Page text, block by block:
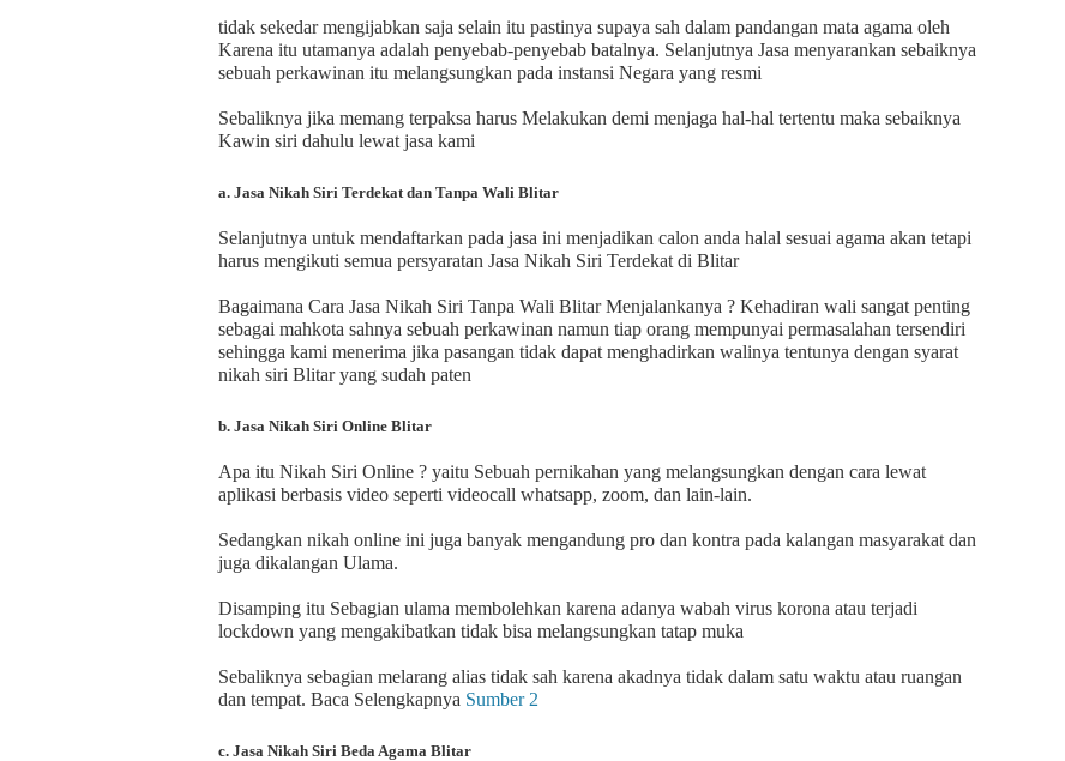
tidak sekedar mengijabkan saja selain itu pastinya supaya sah dalam pandangan mata agama oleh
Karena itu utamanya adalah penyebab-penyebab batalnya. Selanjutnya Jasa menyarankan sebaiknya
sebuah perkawinan itu melangsungkan pada instansi Negara yang resmi
Sebaliknya jika memang terpaksa harus Melakukan demi menjaga hal-hal tertentu maka sebaiknya
Kawin siri dahulu lewat jasa kami
a. Jasa Nikah Siri Terdekat dan Tanpa Wali Blitar
Selanjutnya untuk mendaftarkan pada jasa ini menjadikan calon anda halal sesuai agama akan tetapi
harus mengikuti semua persyaratan Jasa Nikah Siri Terdekat di Blitar
Bagaimana Cara Jasa Nikah Siri Tanpa Wali Blitar Menjalankanya ? Kehadiran wali sangat penting
sebagai mahkota sahnya sebuah perkawinan namun tiap orang mempunyai permasalahan tersendiri
sehingga kami menerima jika pasangan tidak dapat menghadirkan walinya tentunya dengan syarat
nikah siri Blitar yang sudah paten
b. Jasa Nikah Siri Online Blitar
Apa itu Nikah Siri Online ? yaitu Sebuah pernikahan yang melangsungkan dengan cara lewat
aplikasi berbasis video seperti videocall whatsapp, zoom, dan lain-lain.
Sedangkan nikah online ini juga banyak mengandung pro dan kontra pada kalangan masyarakat dan
juga dikalangan Ulama.
Disamping itu Sebagian ulama membolehkan karena adanya wabah virus korona atau terjadi
lockdown yang mengakibatkan tidak bisa melangsungkan tatap muka
Sebaliknya sebagian melarang alias tidak sah karena akadnya tidak dalam satu waktu atau ruangan
dan tempat. Baca Selengkapnya Sumber 2
c. Jasa Nikah Siri Beda Agama Blitar